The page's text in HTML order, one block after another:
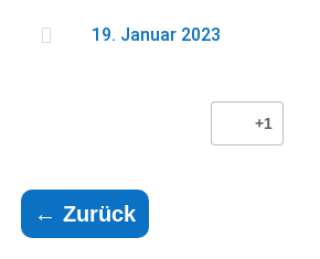
 19. Januar 2023
+1
←Zurück